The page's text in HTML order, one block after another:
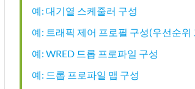
예: 대기열 스케줄러 구성
예: 트래픽 제어 프로필 구성(우선순위
예: WRED 드롭 프로파일 구성
예: 드롭 프로파일 맵 구성